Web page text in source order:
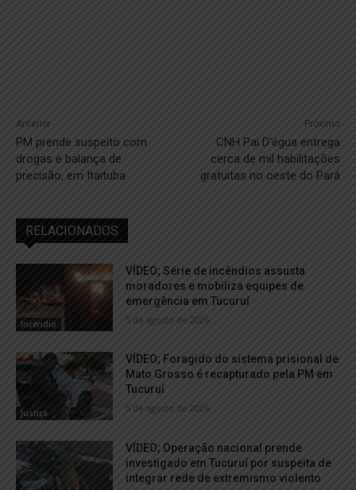
Anterior
PM prende suspeito com
drogas e balança de
precisão, em Itaituba
Próximo
CNH Pai D’égua entrega
cerca de mil habilitações
gratuitas no oeste do Pará
RELACIONADOS
Incêndio
VÍDEO; Série de incêndios assusta
moradores e mobiliza equipes de
emergência em Tucuruí
5 de agosto de 2026
Justiça
VÍDEO; Foragido do sistema prisional de
Mato Grosso é recapturado pela PM em
Tucuruí
5 de agosto de 2026
VÍDEO; Operação nacional prende
investigado em Tucuruí por suspeita de
integrar rede de extremismo violento